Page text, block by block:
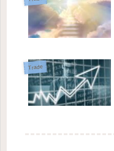
Trade